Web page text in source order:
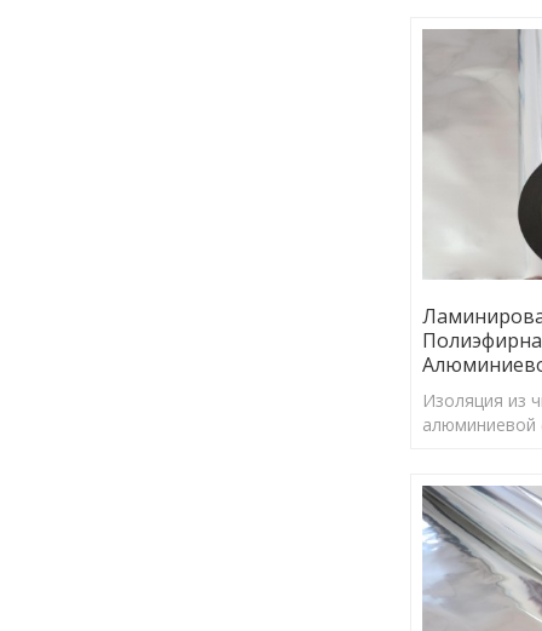
солнечной
барьерного
Изоляция из
алюминиевой
отражать
солнечной
барьерного